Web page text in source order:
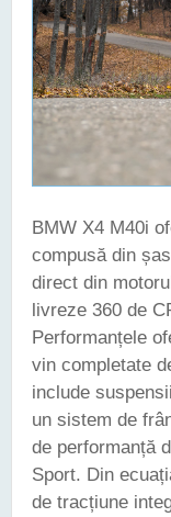
BMW X4 M40i
compusă din
direct din
livreze 360 de
Performanțele
vin completate
include
un sistem de
de performanță
Sport. Din
de tracțiune